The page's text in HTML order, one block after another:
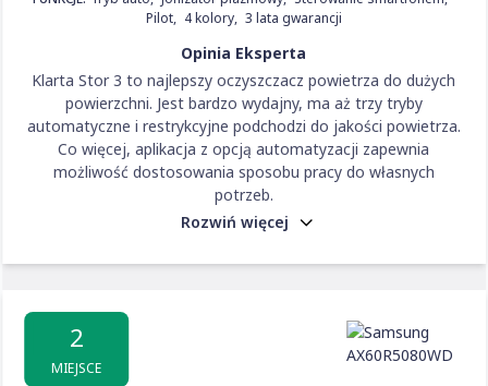
Pilot
4 kolory 3 lata gwarancji
Opinia Eksperta
Klarta Stor 3 to najlepszy oczyszczacz powietrza do dużych
powierzchni. Jest bardzo wydajny, ma aż trzy tryby
automatyczne i restrykcyjne podchodzi do jakości powietrza.
Co więcej, aplikacja z opcją automatyzacji zapewnia
możliwość dostosowania sposobu pracy do własnych
potrzeb.
Rozwiń więcej
2
MIEJSCE